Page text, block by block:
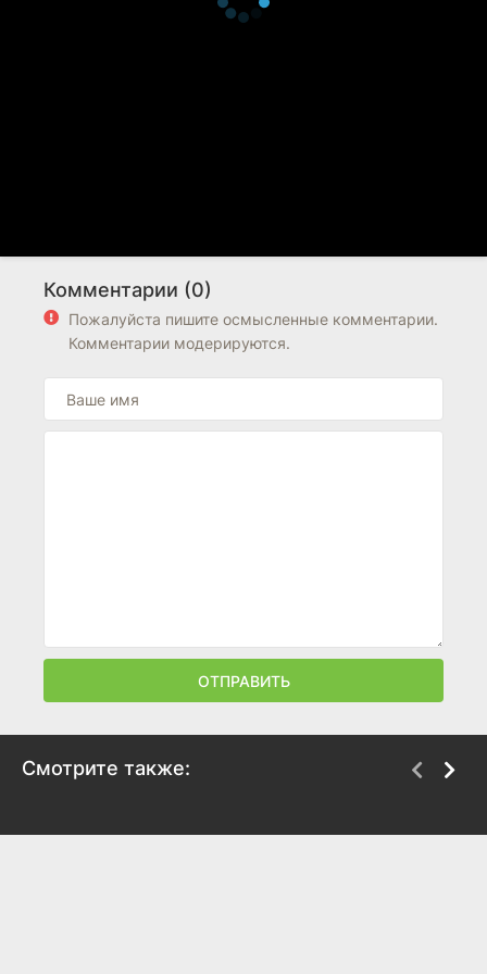
Комментарии (0)
Пожалуйста пишите осмысленные комментарии.
Комментарии модерируются.
ОТПРАВИТЬ
Смотрите также: